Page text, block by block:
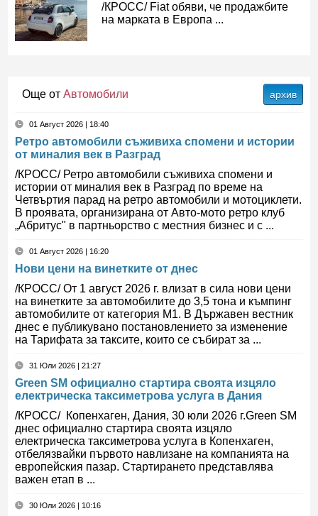
/КРОСС/ Fiat обяви, че продажбите
на марката в Европа ...
Още отАвтомобили архив
01 Август 2026 | 18:40
Ретро автомобили съживиха спомени и истории
от миналия век в Разград
/КРОСС/ Ретро автомобили съживиха спомени и
истории от миналия век в Разград по време на
Четвъртия парад на ретро автомобили и мотоциклети.
В проявата, организирана от Авто-мото ретро клуб
„Абритус" в партньорство с местния бизнес и с ...
01 Август 2026 | 16:20
Нови цени на винетките от днес
/КРОСС/ От 1 август 2026 г. влизат в сила нови цени
на винетките за автомобилите до 3,5 тона и къмпинг
автомобилите от категория М1. В Държавен вестник
днес е публикувано постановлението за изменение
на Тарифата за таксите, които се събират за ...
31 Юли 2026 | 21:27
Green SM официално стартира своята изцяло
електрическа таксиметрова услуга в Дания
/КРОСС/ Копенхаген, Дания, 30 юли 2026 г.Green SM
днес официално стартира своята изцяло
електрическа таксиметрова услуга в Копенхаген,
отбелязвайки първото навлизане на компанията на
европейския пазар. Стартирането представлява
важен етап в ...
30 Юли 2026 | 10:16